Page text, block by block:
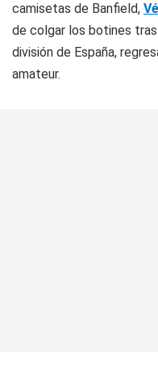
camisetas de Banfield,
de colgar los botines
división de España,
amateur.